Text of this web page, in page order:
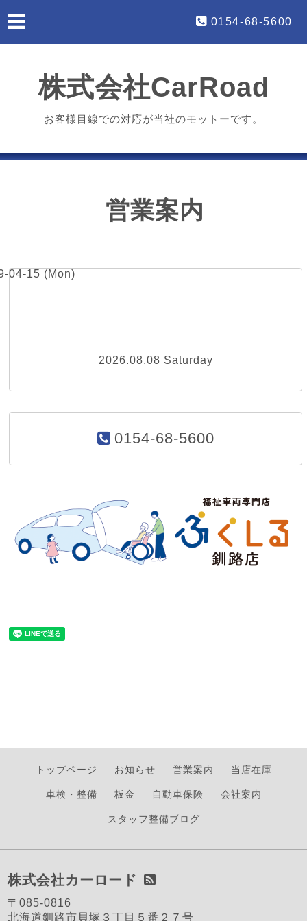
0154-68-5600
株式会社CarRoad
お客様目線での対応が当社のモットーです。
営業案内
04-15 (Mon)
2026.08.08 Saturday
0154-68-5600
トップページ お知らせ 営業案内 当店在庫
車検・整備 板金 自動車保険 会社案内
スタッフ整備ブログ
株式会社カーロード
〒085-0816
北海道釧路市貝塚３丁目５番２７号